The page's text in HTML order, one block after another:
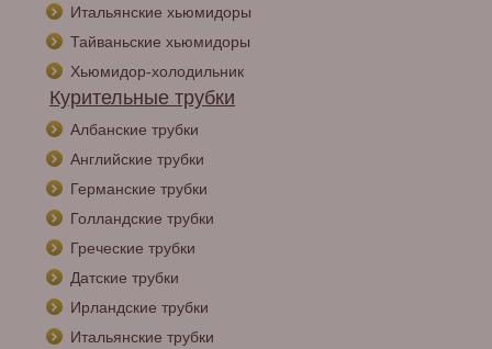
Итальянские хьюмидоры
Тайваньские хьюмидоры
Хьюмидор-холодильник
Курительные трубки
Албанские трубки
Английские трубки
Германские трубки
Голландские трубки
Греческие трубки
Датские трубки
Ирландские трубки
Итальянские трубки